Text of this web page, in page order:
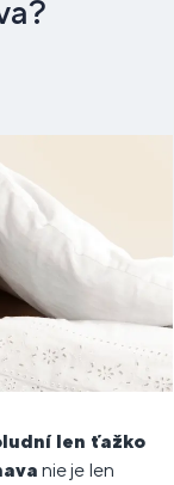
len ťažko
nie je len